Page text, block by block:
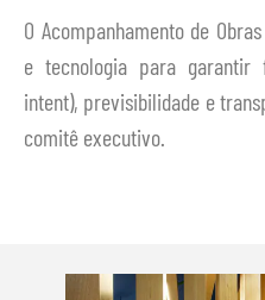
O Acompanhamento de
e tecnologia para garantir
intent), previsibilidade e
comitê executivo.